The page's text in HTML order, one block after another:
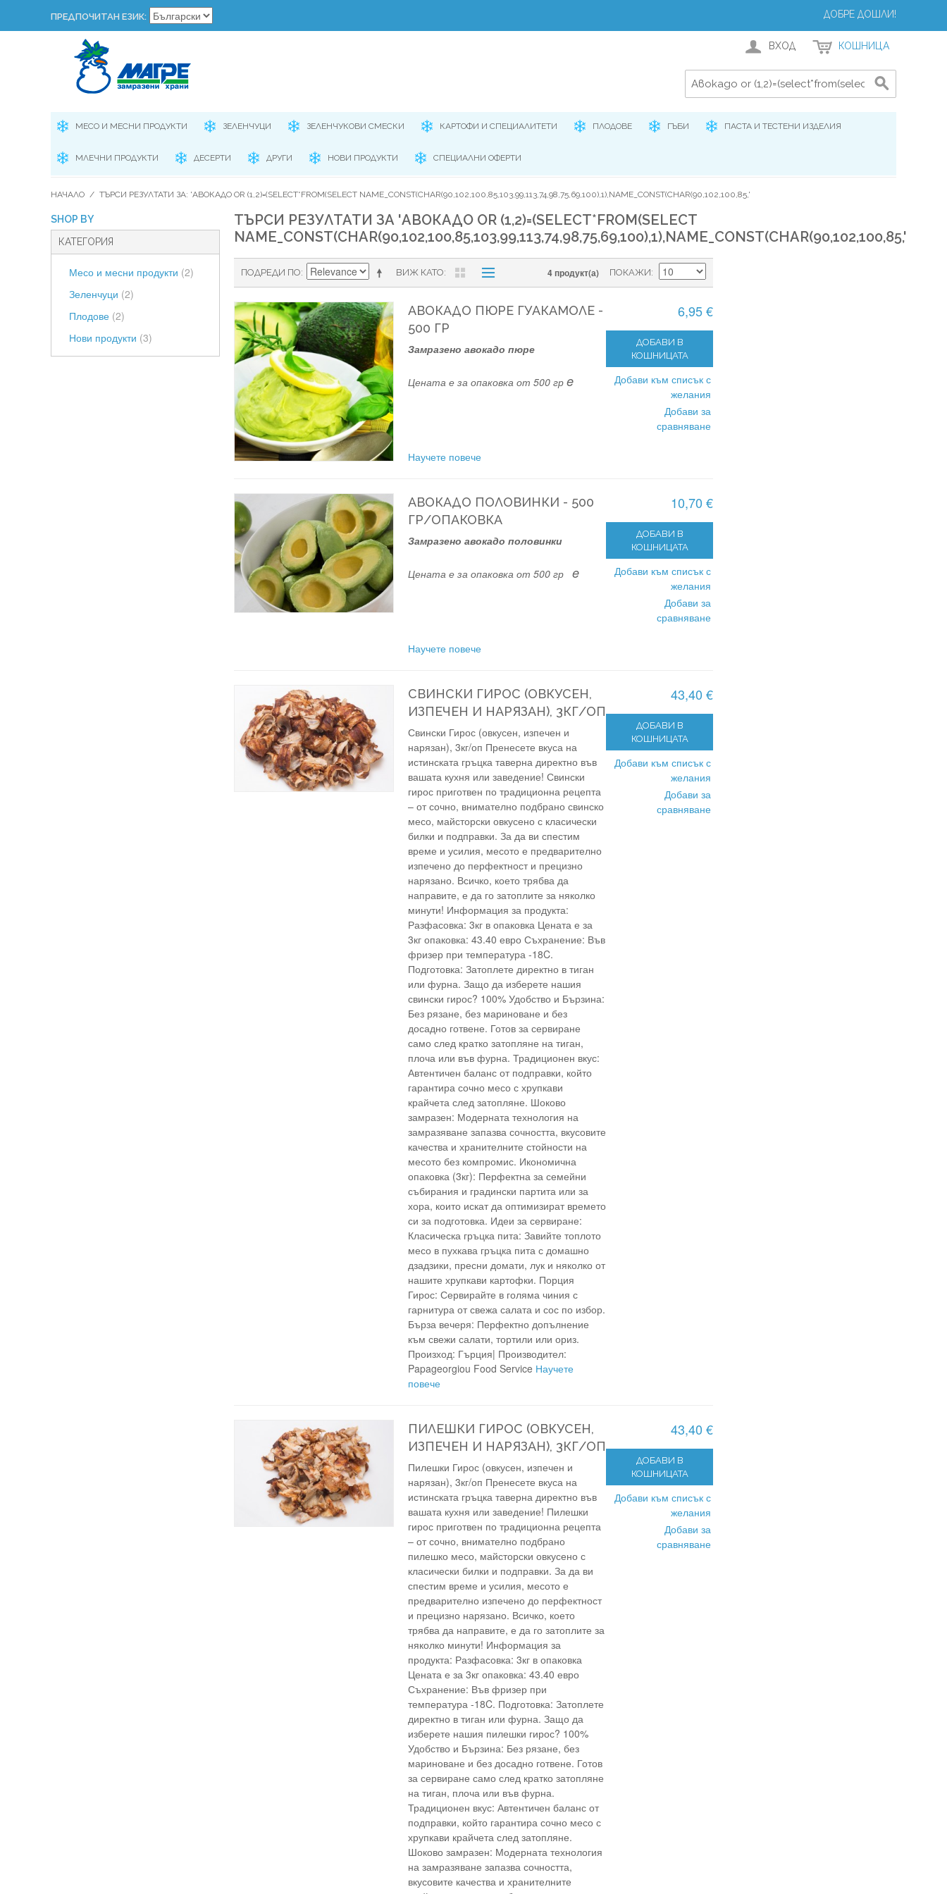
ПРЕДПОЧИТАН ЕЗИК: ДОБРЕ ДОШЛИ!
ВХОД КОШНИЦА
МЕСО И МЕСНИ ПРОДУКТИ ЗЕЛЕНЧУЦИ ЗЕЛЕНЧУКОВИ СМЕСКИ КАРТОФИ И СПЕЦИАЛИТЕТИ ПЛОДОВЕ ГЪБИ ПАСТА И ТЕСТЕНИ ИЗДЕЛИЯ
МЛЕЧНИ ПРОДУКТИ ДЕСЕРТИ ДРУГИ НОВИ ПРОДУКТИ СПЕЦИАЛНИ ОФЕРТИ
НАЧАЛО / ТЪРСИ РЕЗУЛТАТИ ЗА: 'АВОКАДО OR (1,2)=(SELECT*FROM(SELECT NAME_CONST(CHAR(90,102,100,85,103,99,113,74,98,75,69,100),1),NAME_CONST(CHAR(90,102,100,85,'
SHOP BY
КАТЕГОРИЯ
Месо и месни продукти (2)
Зеленчуци (2)
Плодове (2)
Нови продукти (3)
ТЪРСИ РЕЗУЛТАТИ ЗА 'АВОКАДО OR (1,2)=(SELECT*FROM(SELECT
NAME_CONST(CHAR(90,102,100,85,103,99,113,74,98,75,69,100),1),NAME_CONST(CHAR(90,102,100,85,'
ВИЖ КАТО
ПОДРЕДИ ПО 4 продукт(а) ПОКАЖИ
АВОКАДО ПЮРЕ ГУАКАМОЛЕ -
500 ГР
6,95 €
ДОБАВИ В
КОШНИЦАТА
Добави към списък с
желания
Добави за
сравняване
Замразено авокадо пюре
Цената е за опаковка от 500 гр e
Научете повече
АВОКАДО ПОЛОВИНКИ - 500
ГР/ОПАКОВКА
10,70 €
ДОБАВИ В
КОШНИЦАТА
Добави към списък с
желания
Добави за
сравняване
Замразено авокадо половинки
Цената е за опаковка от 500 гр e
Научете повече
СВИНСКИ ГИРОС (ОВКУСЕН,
ИЗПЕЧЕН И НАРЯЗАН), 3КГ/ОП
43,40 €
ДОБАВИ В
КОШНИЦАТА
Добави към списък с
желания
Добави за
сравняване
Свински Гирос (овкусен, изпечен и
нарязан), 3кг/оп Пренесете вкуса на
истинската гръцка таверна директно във
вашата кухня или заведение! Свински
гирос приготвен по традиционна рецепта
– от сочно, внимателно подбрано свинско
месо, майсторски овкусено с класически
билки и подправки. За да ви спестим
време и усилия, месото е предварително
изпечено до перфектност и прецизно
нарязано. Всичко, което трябва да
направите, е да го затоплите за няколко
минути! Информация за продукта:
Разфасовка: 3кг в опаковка Цената е за
3кг опаковка: 43.40 евро Съхранение: Във
фризер при температура -18C.
Подготовка: Затоплете директно в тиган
или фурна. Защо да изберете нашия
свински гирос? 100% Удобство и Бързина:
Без рязане, без мариноване и без
досадно готвене. Готов за сервиране
само след кратко затопляне на тиган,
плоча или във фурна. Традиционен вкус:
Автентичен баланс от подправки, който
гарантира сочно месо с хрупкави
крайчета след затопляне. Шоково
замразен: Модерната технология на
замразяване запазва сочността, вкусовите
качества и хранителните стойности на
месото без компромис. Икономична
опаковка (3кг): Перфектна за семейни
събирания и градински партита или за
хора, които искат да оптимизират времето
си за подготовка. Идеи за сервиране:
Класическа гръцка пита: Завийте топлото
месо в пухкава гръцка пита с домашно
дзадзики, пресни домати, лук и няколко от
нашите хрупкави картофки. Порция
Гирос: Сервирайте в голяма чиния с
гарнитура от свежа салата и сос по избор.
Бърза вечеря: Перфектно допълнение
към свежи салати, тортили или ориз.
Произход: Гърция| Производител:
Papageorgiou Food Service Научете
повече
ПИЛЕШКИ ГИРОС (ОВКУСЕН,
ИЗПЕЧЕН И НАРЯЗАН), 3КГ/ОП
43,40 €
ДОБАВИ В
КОШНИЦАТА
Добави към списък с
желания
Добави за
сравняване
Пилешки Гирос (овкусен, изпечен и
нарязан), 3кг/оп Пренесете вкуса на
истинската гръцка таверна директно във
вашата кухня или заведение! Пилешки
гирос приготвен по традиционна рецепта
– от сочно, внимателно подбрано
пилешко месо, майсторски овкусено с
класически билки и подправки. За да ви
спестим време и усилия, месото е
предварително изпечено до перфектност
и прецизно нарязано. Всичко, което
трябва да направите, е да го затоплите за
няколко минути! Информация за
продукта: Разфасовка: 3кг в опаковка
Цената е за 3кг опаковка: 43.40 евро
Съхранение: Във фризер при
температура -18C. Подготовка: Затоплете
директно в тиган или фурна. Защо да
изберете нашия пилешки гирос? 100%
Удобство и Бързина: Без рязане, без
мариноване и без досадно готвене. Готов
за сервиране само след кратко затопляне
на тиган, плоча или във фурна.
Традиционен вкус: Автентичен баланс от
подправки, който гарантира сочно месо с
хрупкави крайчета след затопляне.
Шоково замразен: Модерната технология
на замразяване запазва сочността,
вкусовите качества и хранителните